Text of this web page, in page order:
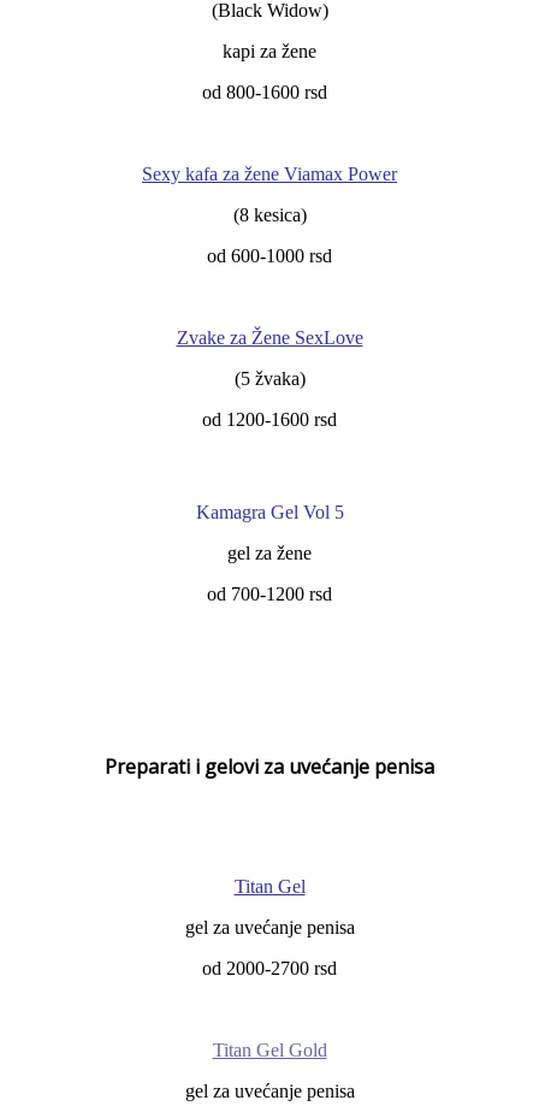
(Black Widow)
kapi za žene
od 800-1600 rsd
Sexy kafa za žene Viamax Power
(8 kesica)
od 600-1000 rsd
Zvake za Žene SexLove
(5 žvaka)
od 1200-1600 rsd
Kamagra Gel Vol 5
gel za žene
od 700-1200 rsd
Preparati i gelovi za uvećanje penisa
Titan Gel
gel za uvećanje penisa
od 2000-2700 rsd
Titan Gel Gold
gel za uvećanje penisa